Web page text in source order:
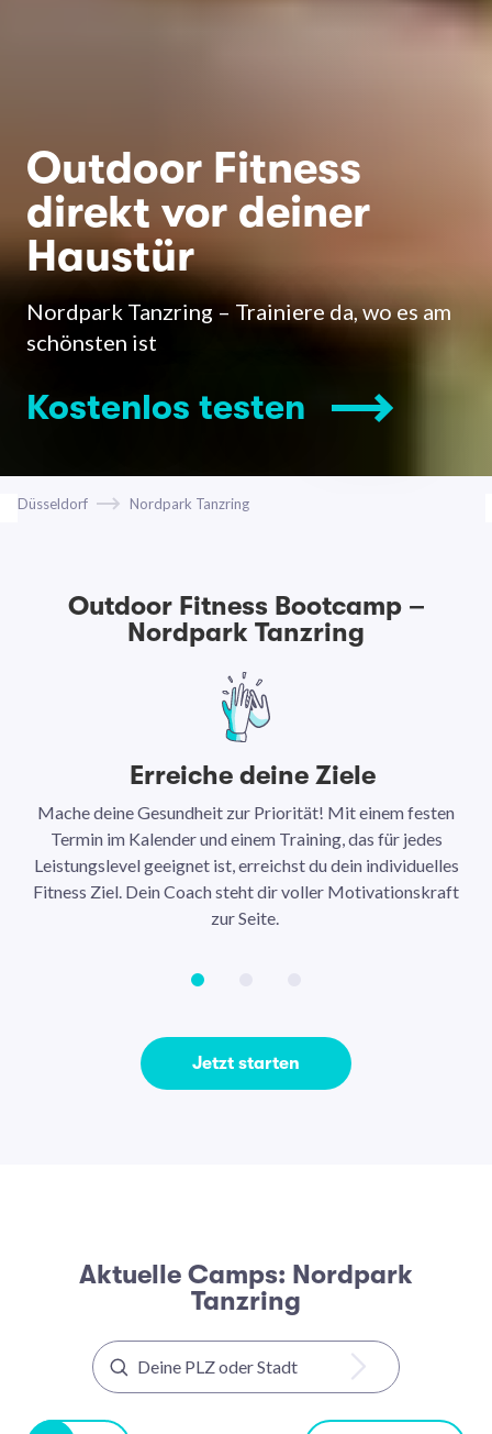
Outdoor Fitness
direkt vor deiner
Haustür
Nordpark Tanzring – Trainiere da, wo es am
schönsten ist
Kostenlos testen
Düsseldorf Nordpark Tanzring
Outdoor Fitness Bootcamp –
Nordpark Tanzring
Erreiche deine Ziele
Mache deine Gesundheit zur Priorität! Mit einem festen
Termin im Kalender und einem Training, das für jedes
Leistungslevel geeignet ist, erreichst du dein individuelles
Fitness Ziel. Dein Coach steht dir voller Motivationskraft
zur Seite.
Jetzt starten
Aktuelle Camps: Nordpark
Tanzring